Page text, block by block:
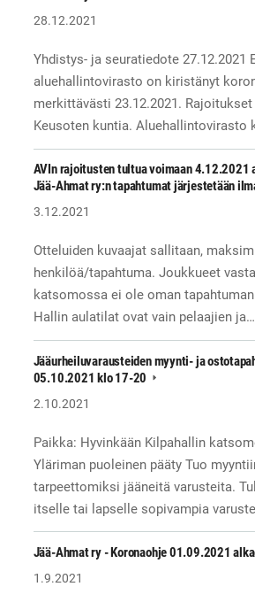
28.12.2021
Yhdistys- ja seuratiedote 27.12.2021
aluehallintovirasto on kiristänyt
merkittävästi 23.12.2021.
Keusoten kuntia. Aluehallintovirasto
AVIn rajoitusten tultua voimaan 4.12.2021
Jää-Ahmat ry:n tapahtumat järjestetään
3.12.2021
Otteluiden kuvaajat sallitaan,
henkilöä/tapahtuma. Joukkueet
katsomossa ei ole oman
Hallin aulatilat ovat vain pelaajien ja…
Jääurheiluvarausteiden myynti- ja
05.10.2021 klo 17-20
2.10.2021
Paikka: Hyvinkään Kilpahallin
Yläriman puoleinen pääty Tuo
tarpeettomiksi jääneitä varusteita.
itselle tai lapselle sopivampia
Jää-Ahmat ry - Koronaohje 01.09.2021
1.9.2021